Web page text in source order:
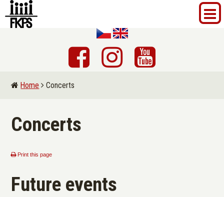
Home Concerts
Concerts
Print this page
Future events